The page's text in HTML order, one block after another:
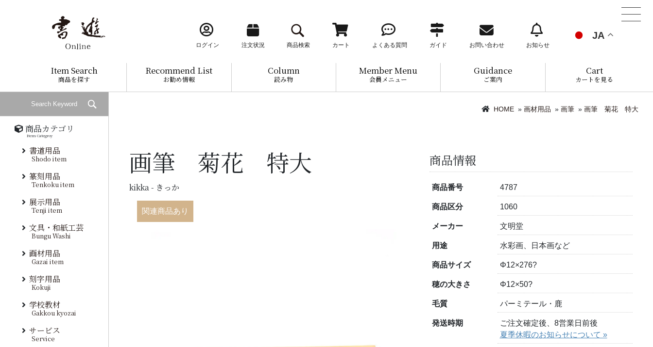
ログイン 注文状況 商品検索 カート よくある質問 ガイド お問い合わせ お知らせ
JA
Item Search
商品を探す
Recommend List
お勧め情報
Column
読み物
Member Menu
会員メニュー
Guidance
ご案内
Cart
カートを見る
HOME » 画材用品 » 画筆 » 画筆 菊花 特大
画筆 菊花 特大
kikka - きっか
関連商品あり
商品情報
商品番号 4787
商品区分 1060
メーカー 文明堂
用途 水彩画、日本画など
商品サイズ Φ12×276?
穂の大きさ Φ12×50?
毛質 パーミテール・鹿
発送時期
ご注文確定後、8営業日前後
夏季休暇のお知らせについて »
商品カテゴリ
Item Categroy
書道用品
Shodo item
篆刻用品
Tenkoku item
展示用品
Tenji item
文具・和紙工芸
Bungu Washi
画材用品
Gazai item
刻字用品
Kokuji
学校教材
Gakkou kyozai
サービス
Service